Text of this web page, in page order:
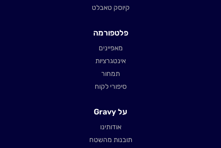
קיוסק טאבלט
פלטפורמה
מאפיינים
אינטגרציות
תמחור
סיפורי לקוח
על Gravy
אודותינו
תובנות מהשטח